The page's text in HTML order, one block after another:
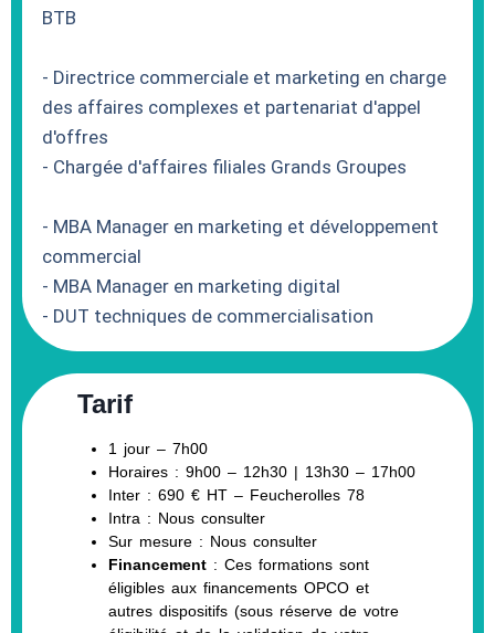
BTB
- Directrice commerciale et marketing en charge
des affaires complexes et partenariat d'appel
d'offres
- Chargée d'affaires filiales Grands Groupes
- MBA Manager en marketing et développement
commercial
- MBA Manager en marketing digital
- DUT techniques de commercialisation
Tarif
1 jour – 7h00
Horaires : 9h00 – 12h30 | 13h30 – 17h00
Inter : 690 € HT – Feucherolles 78
Intra : Nous consulter
Sur mesure : Nous consulter
Financement : Ces formations sont
éligibles aux financements OPCO et
autres dispositifs (sous réserve de votre